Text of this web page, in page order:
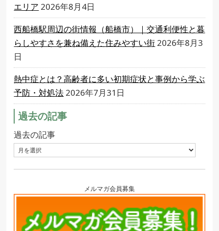
エリア 2026年8月4日
西船橋駅周辺の街情報（船橋市）｜交通利便性と暮
らしやすさを兼ね備えた住みやすい街 2026年8月3
日
熱中症とは？高齢者に多い初期症状と事例から学ぶ
予防・対処法 2026年7月31日
過去の記事
過去の記事
メルマガ会員募集